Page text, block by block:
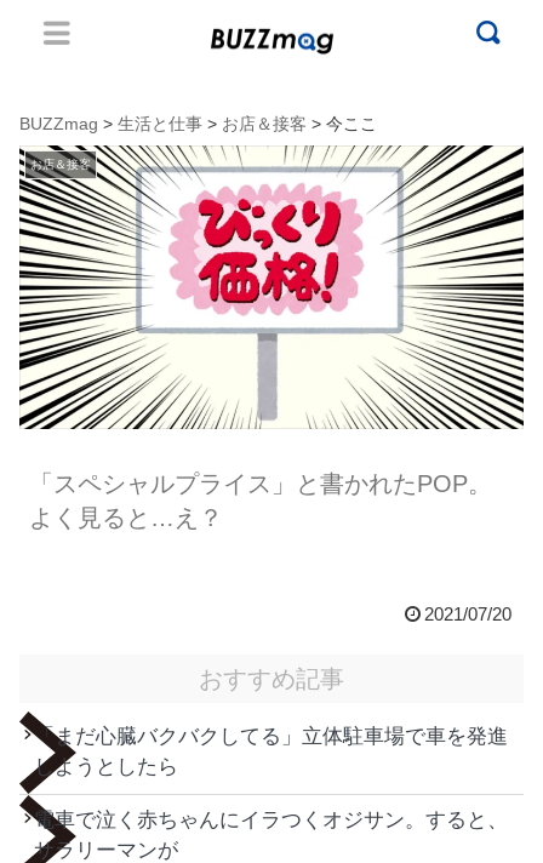
BUZZmag > 生活と仕事 > お店＆接客 > 今ここ
お店＆接客
「スペシャルプライス」と書かれたPOP。
よく見ると…え？
2021/07/20
おすすめ記事
「まだ心臓バクバクしてる」立体駐車場で車を発進
しようとしたら
電車で泣く赤ちゃんにイラつくオジサン。すると、
サラリーマンが